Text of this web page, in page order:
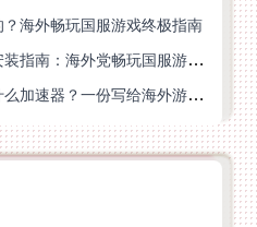
海外畅玩国服游戏终极指南
足球世界国外加速器下载安装指南：海外党畅玩国服游戏的终极解决方案
国外玩合金弹头：觉醒用什么加速器？一份写给海外游子的畅玩指南